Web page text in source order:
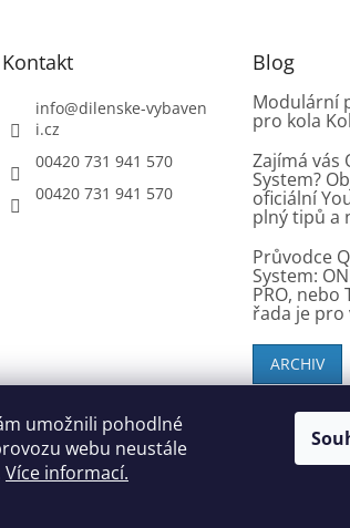
umožnili pohodlné
webu neustále
Více informací.
Kontakt
info@dilenske-vybaven
i.cz
00420 731 941 570
00420 731 941 570
Blog
Modulární
pro kola
Zajímá vás
System?
oficiální
plný tipů a
Průvodce
System:
PRO, nebo
řada je pro
ARCHIV
- dielenske-vybavenie.sk